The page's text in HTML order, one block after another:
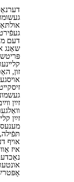
דעם
שאַנג
זון,
זײַן
זײַן
אױף
איז